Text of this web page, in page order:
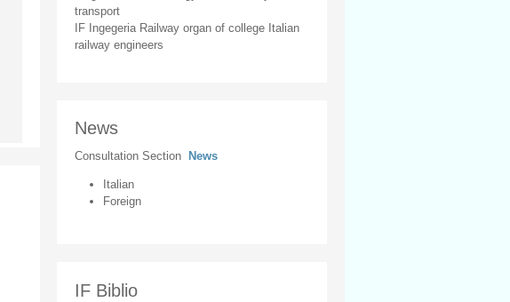
transport
IF Ingegeria Railway organ of college Italian
railway engineers
News
Consultation Section News
Italian
Foreign
IF Biblio